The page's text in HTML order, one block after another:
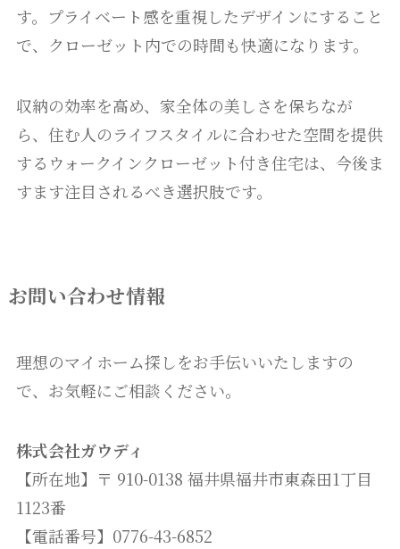
す。プライベート感を重視したデザインにすること
で、クローゼット内での時間も快適になります。
収納の効率を高め、家全体の美しさを保ちなが
ら、住む人のライフスタイルに合わせた空間を提供
するウォークインクローゼット付き住宅は、今後ま
すます注目されるべき選択肢です。
お問い合わせ情報
理想のマイホーム探しをお手伝いいたしますの
で、お気軽にご相談ください。
株式会社ガウディ
【所在地】〒 910-0138 福井県福井市東森田1丁目
1123番
【電話番号】0776-43-6852